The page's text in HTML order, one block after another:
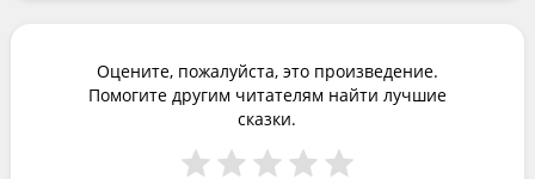
Оцените, пожалуйста, это произведение.
Помогите другим читателям найти лучшие
сказки.